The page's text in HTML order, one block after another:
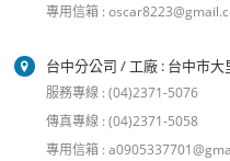
專用信箱 :
台中分公司 / 工廠 : 台中市
服務專線 : (04)2371-5076
傳真專線 : (04)2371-5058
專用信箱 :